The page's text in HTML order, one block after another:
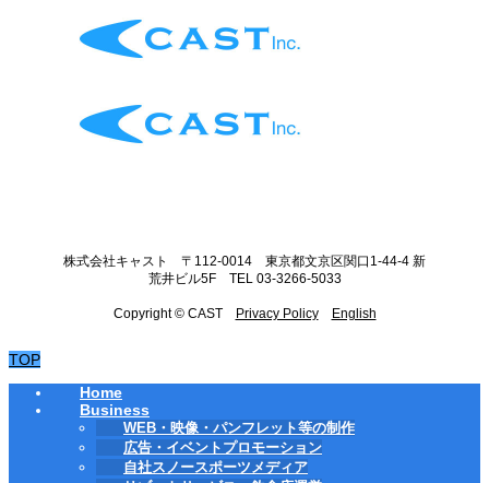
株式会社キャスト 〒112-0014 東京都文京区関口1-44-4 新
荒井ビル5F TEL 03-3266-5033
Copyright © CAST Privacy Policy English
TOP
Home
Business
WEB・映像・パンフレット等の制作
広告・イベントプロモーション
自社スノースポーツメディア